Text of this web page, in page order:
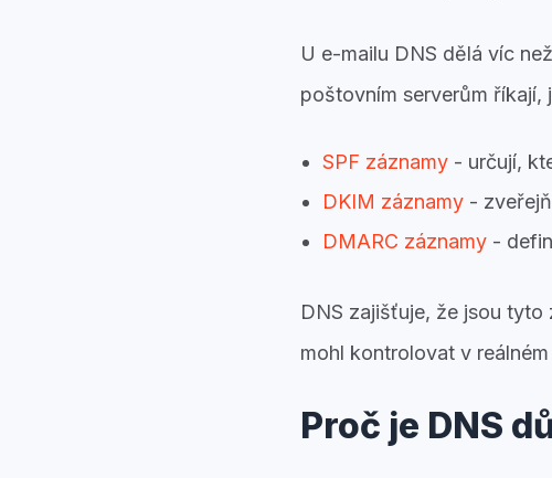
U e-mailu DNS dělá víc
poštovním serverům říkají,
SPF záznamy- určují,
DKIM záznamy-
DMARC záznamy-
DNS zajišťuje, že jsou
mohl kontrolovat v reálném
Proč je DNS